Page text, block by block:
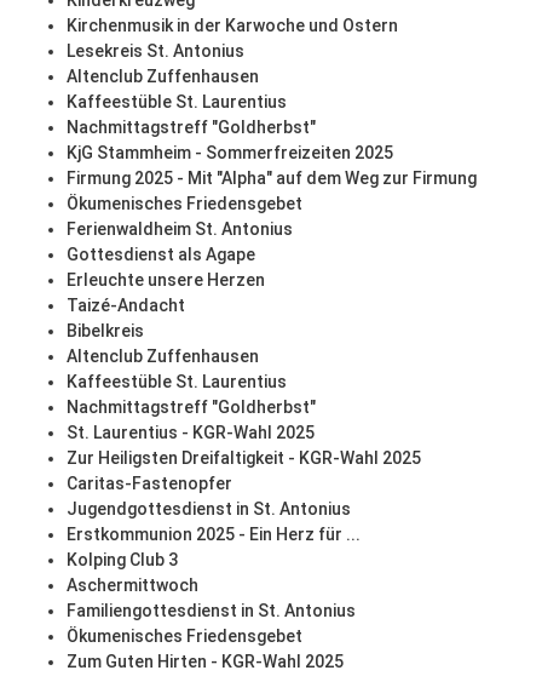
Kirchenmusik in der Karwoche und Ostern
Lesekreis St. Antonius
Altenclub Zuffenhausen
Kaffeestüble St. Laurentius
Nachmittagstreff "Goldherbst"
KjG Stammheim - Sommerfreizeiten 2025
Firmung 2025 - Mit "Alpha" auf dem Weg zur Firmung
Ökumenisches Friedensgebet
Ferienwaldheim St. Antonius
Gottesdienst als Agape
Erleuchte unsere Herzen
Taizé-Andacht
Bibelkreis
Altenclub Zuffenhausen
Kaffeestüble St. Laurentius
Nachmittagstreff "Goldherbst"
St. Laurentius - KGR-Wahl 2025
Zur Heiligsten Dreifaltigkeit - KGR-Wahl 2025
Caritas-Fastenopfer
Jugendgottesdienst in St. Antonius
Erstkommunion 2025 - Ein Herz für ...
Kolping Club 3
Aschermittwoch
Familiengottesdienst in St. Antonius
Ökumenisches Friedensgebet
Zum Guten Hirten - KGR-Wahl 2025